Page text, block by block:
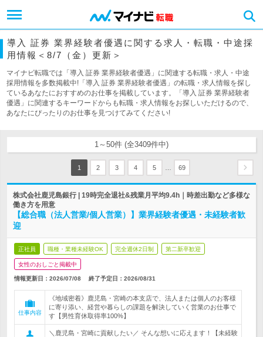
導入 証券 業界経験者優遇に関する求人・転職・中途採
用情報＜8/7（金）更新＞
マイナビ転職では「導入 証券 業界経験者優遇」に関連する転職・求人・中途
採用情報を多数掲載中!「導入 証券 業界経験者優遇」の転職・求人情報を探し
ているあなたにおすすめのお仕事を掲載しています。「導入 証券 業界経験者
優遇」に関連するキーワードからも転職・求人情報をお探しいただけるので、
あなたにぴったりのお仕事を見つけてみてください!
1～50件 (全3409件中)
1 2 3 4 5 69
株式会社鹿児島銀行 | 19時完全退社&残業月平均9.4h｜時差出勤など多様な
働き方を用意
【総合職（法人営業/個人営業）】業界経験者優遇・未経験者歓
迎
正社員 職種・業種未経験OK 完全週休2日制 第二新卒歓迎
女性のおしごと掲載中
情報更新日：2026/07/08 終了予定日： 2026/08/31
仕事内容
《地域密着》鹿児島・宮崎の本支店で、法人または個人のお客様
に寄り添い、経営や暮らしの課題を解決していく営業のお仕事で
す【男性育休取得率100%】
＼鹿児島・宮崎に貢献したい／ そんな想いに応えます！【未経験